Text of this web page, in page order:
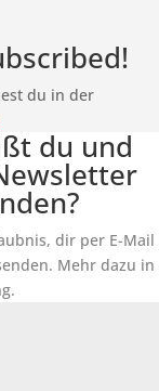
du in der
du und
dir per E-Mail
Mehr dazu in